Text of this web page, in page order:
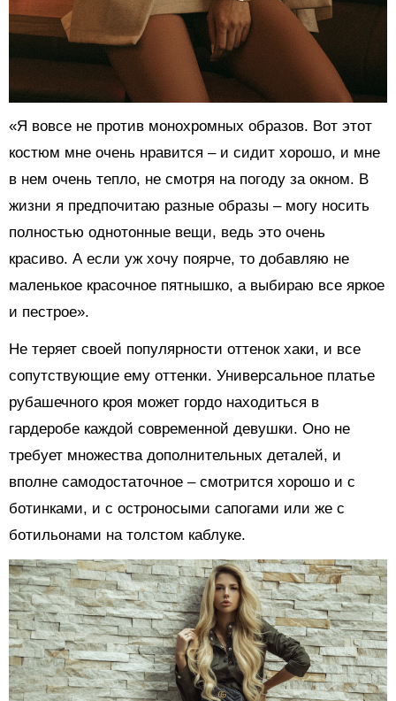
«Я вовсе не против монохромных образов. Вот этот
костюм мне очень нравится – и сидит хорошо, и мне
в нем очень тепло, не смотря на погоду за окном. В
жизни я предпочитаю разные образы – могу носить
полностью однотонные вещи, ведь это очень
красиво. А если уж хочу поярче, то добавляю не
маленькое красочное пятнышко, а выбираю все яркое
и пестрое».
Не теряет своей популярности оттенок хаки, и все
сопутствующие ему оттенки. Универсальное платье
рубашечного кроя может гордо находиться в
гардеробе каждой современной девушки. Оно не
требует множества дополнительных деталей, и
вполне самодостаточное – смотрится хорошо и с
ботинками, и с остроносыми сапогами или же с
ботильонами на толстом каблуке.